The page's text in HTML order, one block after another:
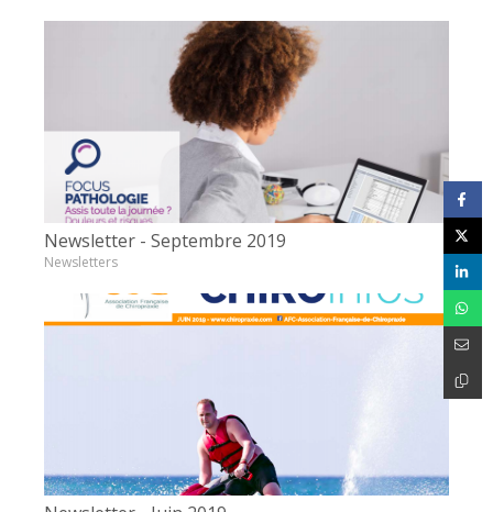
Newsletter - Septembre 2019
Newsletters